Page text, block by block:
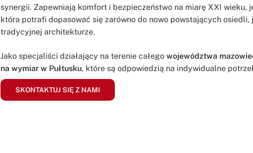
synergii. Zapewniają komfort i bezpieczeństwo na miarę XXI wieku,
która potrafi dopasować się zarówno do nowo powstających osiedli,
tradycyjnej architekturze.
Jako specjaliści działający na terenie całego województwa
na wymiar w Pułtusku, które są odpowiedzią na indywidualne
SKONTAKTUJ SIĘ Z NAMI